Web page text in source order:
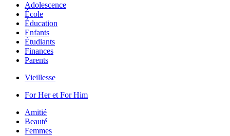
Adolescence
École
Éducation
Enfants
Étudiants
Finances
Parents
Vieillesse
For Her et For Him
Amitié
Beauté
Femmes